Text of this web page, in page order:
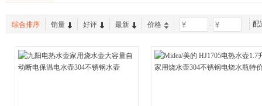
综合排序 销量 好评 最新 价格 - 配